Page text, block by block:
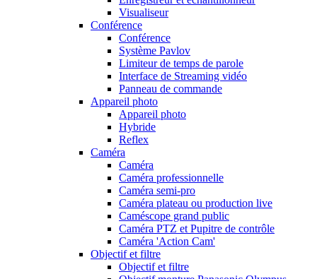
Visualiseur
Conférence
Conférence
Système Pavlov
Limiteur de temps de parole
Interface de Streaming vidéo
Panneau de commande
Appareil photo
Appareil photo
Hybride
Reflex
Caméra
Caméra
Caméra professionnelle
Caméra semi-pro
Caméra plateau ou production live
Caméscope grand public
Caméra PTZ et Pupitre de contrôle
Caméra 'Action Cam'
Objectif et filtre
Objectif et filtre